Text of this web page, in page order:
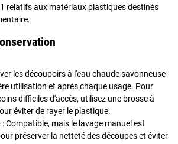
relatifs aux matériaux plastiques destinés
les découpoirs à l'eau chaude savonneuse
utilisation et après chaque usage. Pour
difficiles d'accès, utilisez une brosse à
éviter de rayer le plastique.
: Compatible, mais le lavage manuel est
préserver la netteté des découpes et éviter